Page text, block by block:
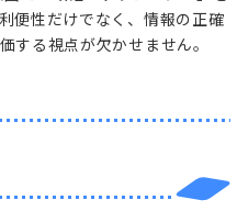
便性だけでなく、情報の正確
する視点が欠かせません。